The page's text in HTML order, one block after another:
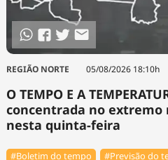
REGIÃO NORTE 05/08/2026 18:10h
O TEMPO E A
concentrada no extremo
nesta quinta-feira
#Boletim do tempo #Previsão do